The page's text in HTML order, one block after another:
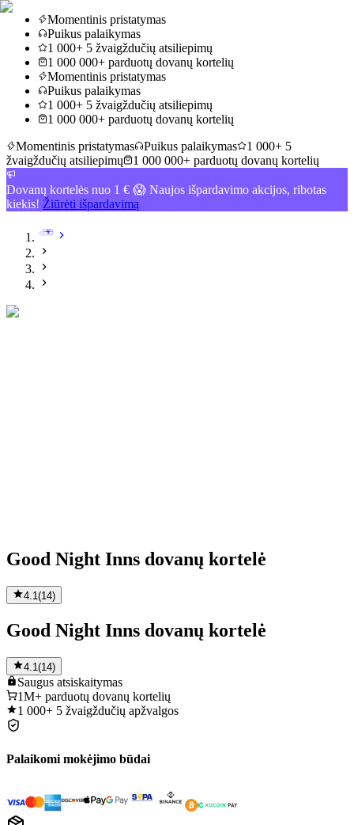
Momentinis pristatymas
Puikus palaikymas
1 000+ 5 žvaigždučių atsiliepimų
1 000 000+ parduotų dovanų kortelių
Momentinis pristatymas
Puikus palaikymas
1 000+ 5 žvaigždučių atsiliepimų
1 000 000+ parduotų dovanų kortelių
Momentinis pristatymas
Puikus palaikymas
1 000+ 5
žvaigždučių atsiliepimų
1 000 000+ parduotų dovanų kortelių
Dovanų kortelės nuo 1 € 😱 Naujos išpardavimo akcijos, ribotas
kiekis! Žiūrėti išpardavimą
Good Night Inns dovanų kortelė
4.1 (14)
Good Night Inns dovanų kortelė
4.1(14)
Saugus atsiskaitymas
1M+ parduotų dovanų kortelių
1 000+ 5 žvaigždučių apžvalgos
Palaikomi mokėjimo būdai